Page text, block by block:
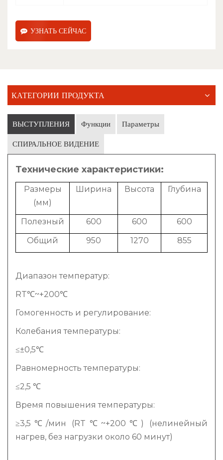
УЗНАТЬ СЕЙЧАС
КАТЕГОРИИ ПРОДУКТА
ВЫСТУПЛЕНИЯ Функции Параметры
СПИРАЛЬНОЕ ВИДЕНИЕ
Технические характеристики:
Размеры
(мм)
Ширина Высота Глубина
Полезный 600 600
600
Общий
950 1270 855
Диапазон температур:
RT℃~+200℃
Гомогенность и регулирование:
Колебания температуры:
≤±0,5℃
Равномерность температуры:
≤2,5 ℃
Время повышения температуры:
≥3,5℃/мин (RT℃~+200℃) (нелинейный
нагрев, без нагрузки около 60 минут)